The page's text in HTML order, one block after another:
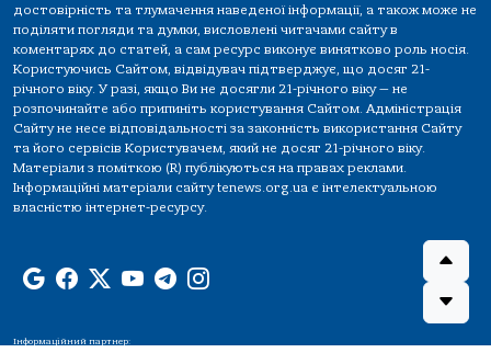
достовірність та тлумачення наведеної інформації, а також може не
поділяти погляди та думки, висловлені читачами сайту в
коментарях до статей, а сам ресурс виконує винятково роль носія.
Користуючись Сайтом, відвідувач підтверджує, що досяг 21-
річного віку. У разі, якщо Ви не досягли 21-річного віку — не
розпочинайте або припиніть користування Сайтом. Адміністрація
Сайту не несе відповідальності за законність використання Сайту
та його сервісів Користувачем, який не досяг 21-річного віку.
Матеріали з поміткою (R) публікуються на правах реклами.
Інформаційні матеріали сайту tenews.org.ua є інтелектуальною
власністю інтернет-ресурсу.
Інформаційний партнер: